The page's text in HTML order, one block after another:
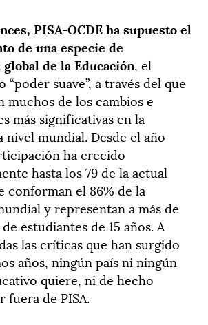
PISA-OCDE ha supuesto el
de una especie de
de la Educación, el
“poder suave”, a través del que
muchos de los cambios e
más significativas en la
nivel mundial. Desde el año
ha crecido
hasta los 79 de la actual
conforman el 86% de la
y representan a más de
estudiantes de 15 años. A
las críticas que han surgido
años, ningún país ni ningún
quiere, ni de hecho
fuera de PISA.